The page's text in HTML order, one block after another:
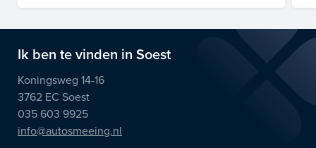
Ik ben te vinden in Soest
Koningsweg 14-16
3762 EC Soest
035 603 9925
info@autosmeeing.nl